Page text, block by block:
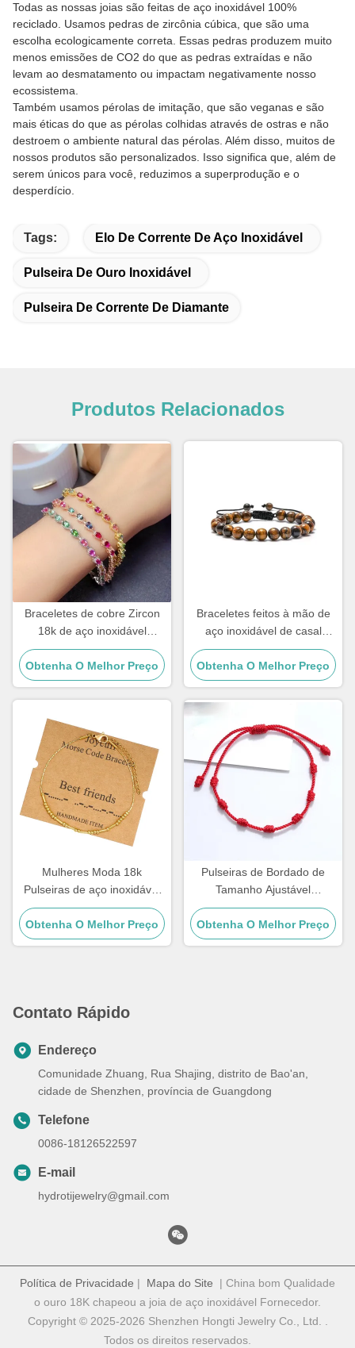
Todas as nossas joias são feitas de aço inoxidável 100%
reciclado. Usamos pedras de zircônia cúbica, que são uma
escolha ecologicamente correta. Essas pedras produzem muito
menos emissões de CO2 do que as pedras extraídas e não
levam ao desmatamento ou impactam negativamente nosso
ecossistema.
Também usamos pérolas de imitação, que são veganas e são
mais éticas do que as pérolas colhidas através de ostras e não
destroem o ambiente natural das pérolas. Além disso, muitos de
nossos produtos são personalizados. Isso significa que, além de
serem únicos para você, reduzimos a superprodução e o
desperdício.
Tags: Elo De Corrente De Aço Inoxidável
Pulseira De Ouro Inoxidável
Pulseira De Corrente De Diamante
Produtos Relacionados
Braceletes de cobre Zircon
18k de aço inoxidável
Braceletes de diamantes
dourados Braceletes de
mulheres
Obtenha O Melhor Preço
Braceletes feitos à mão de
aço inoxidável de casal
Homens Tiger Eye Stone
Bracelet de contas
Obtenha O Melhor Preço
Mulheres Moda 18k
Pulseiras de aço inoxidável
Código Morse Pulseira
21,5cm
Obtenha O Melhor Preço
Pulseiras de Bordado de
Tamanho Ajustável
Artesanato de Corda
Pulseiras Para Presente de
Casal 15 - 30cm
Obtenha O Melhor Preço
Contato Rápido
Endereço
Comunidade Zhuang, Rua Shajing, distrito de Bao'an,
cidade de Shenzhen, província de Guangdong
Telefone
0086-18126522597
E-mail
hydrotijewelry@gmail.com
Política de Privacidade | Mapa do Site | China bom Qualidade
o ouro 18K chapeou a joia de aço inoxidável Fornecedor.
Copyright © 2025-2026 Shenzhen Hongti Jewelry Co., Ltd. .
Todos os direitos reservados.